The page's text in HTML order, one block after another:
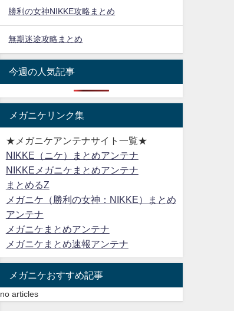
勝利の女神NIKKE攻略まとめ
無期迷途攻略まとめ
今週の人気記事
メガニケリンク集
★メガニケアンテナサイト一覧★
NIKKE（ニケ）まとめアンテナ
NIKKEメガニケまとめアンテナ
まとめるZ
メガニケ（勝利の女神：NIKKE）まとめ
アンテナ
メガニケまとめアンテナ
メガニケまとめ速報アンテナ
メガニケおすすめ記事
no articles